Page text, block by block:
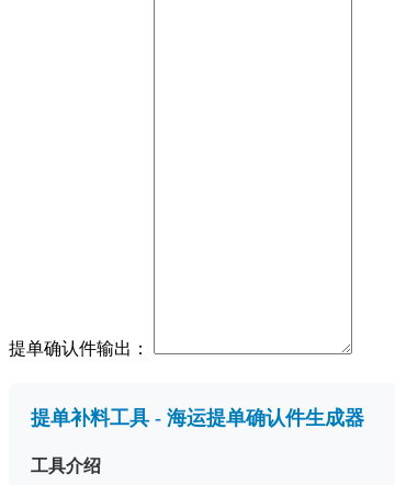
提单确认件输出：
提单补料工具 - 海运提单确认件生成器
工具介绍